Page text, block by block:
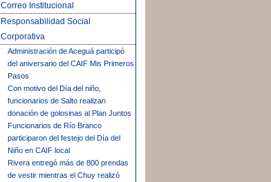
Correo Institucional
Responsabilidad Social
Corporativa
Administración de Aceguá participó
del aniversario del CAIF Mis Primeros
Pasos
Con motivo del Día del niño,
funcionarios de Salto realizan
donación de golosinas al Plan Juntos
Funcionarios de Río Branco
participaron del festejo del Día del
Niño en CAIF local
Rivera entregó más de 800 prendas
de vestir mientras el Chuy realizó